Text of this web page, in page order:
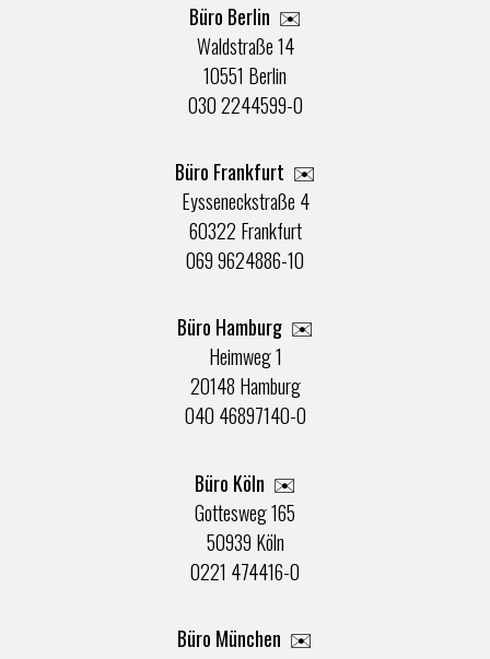
Büro Berlin ✉️
Waldstraße 14
10551 Berlin
030 2244599-0
Büro Frankfurt ✉️
Eysseneckstraße 4
60322 Frankfurt
069 9624886-10
Büro Hamburg ✉️
Heimweg 1
20148 Hamburg
040 46897140-0
Büro Köln ✉️
Gottesweg 165
50939 Köln
0221 474416-0
Büro München ✉️